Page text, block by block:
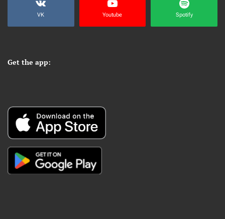
VK Youtube Spotify
Get the app: